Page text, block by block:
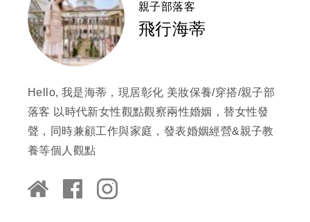
親子部落客
飛行海蒂
Hello, 我是海蒂，現居彰化 美妝保養/穿搭/親子部
落客 以時代新女性觀點觀察兩性婚姻，替女性發
聲，同時兼顧工作與家庭，發表婚姻經營&親子教
養等個人觀點